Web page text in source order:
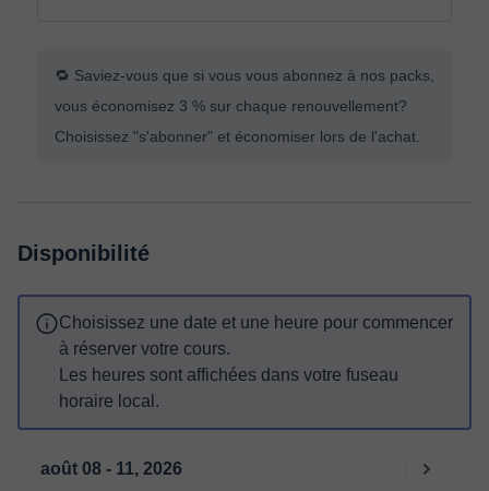
🔁 Saviez-vous que si vous vous abonnez à nos packs,
vous économisez 3 % sur chaque renouvellement?
Choisissez "s'abonner" et économiser lors de l'achat.
Disponibilité
Choisissez une date et une heure pour commencer
à réserver votre cours.
Les heures sont affichées dans votre fuseau
horaire local.
août 08 - 11, 2026